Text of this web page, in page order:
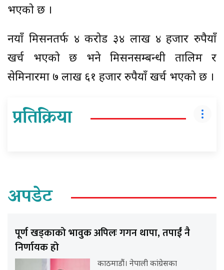
भएको छ ।
नयाँ मिसनतर्फ ४ करोड ३४ लाख ४ हजार रुपैयाँ
खर्च भएको छ भने मिसनसम्बन्धी तालिम र
सेमिनारमा ७ लाख ६१ हजार रुपैयाँ खर्च भएको छ ।
प्रतिक्रिया
अपडेट
पूर्ण खड्काको भावुक अपिलः गगन थापा, तपाईं नै
निर्णायक हो
काठमाडौं। नेपाली कांग्रेसका